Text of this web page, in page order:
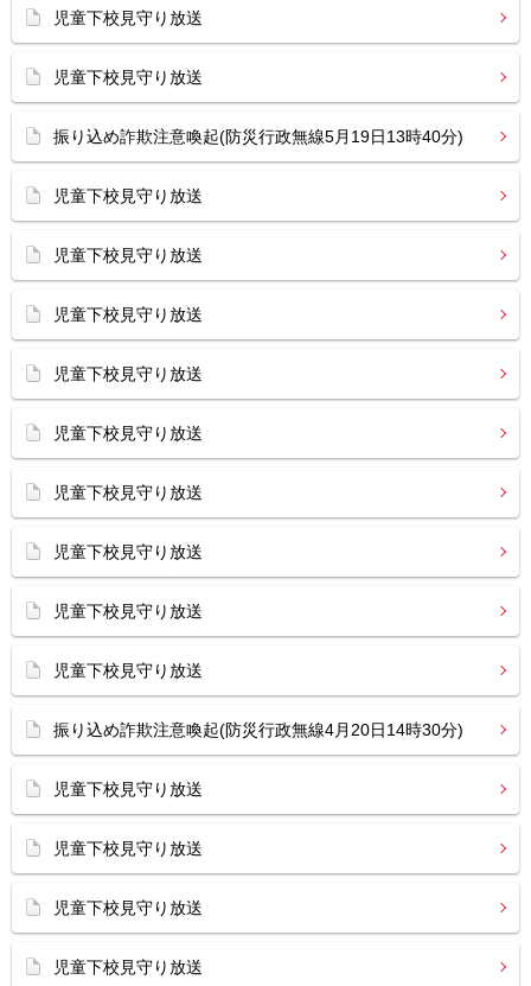
児童下校見守り放送
児童下校見守り放送
振り込め詐欺注意喚起(防災行政無線5月19日13時40分)
児童下校見守り放送
児童下校見守り放送
児童下校見守り放送
児童下校見守り放送
児童下校見守り放送
児童下校見守り放送
児童下校見守り放送
児童下校見守り放送
児童下校見守り放送
振り込め詐欺注意喚起(防災行政無線4月20日14時30分)
児童下校見守り放送
児童下校見守り放送
児童下校見守り放送
児童下校見守り放送